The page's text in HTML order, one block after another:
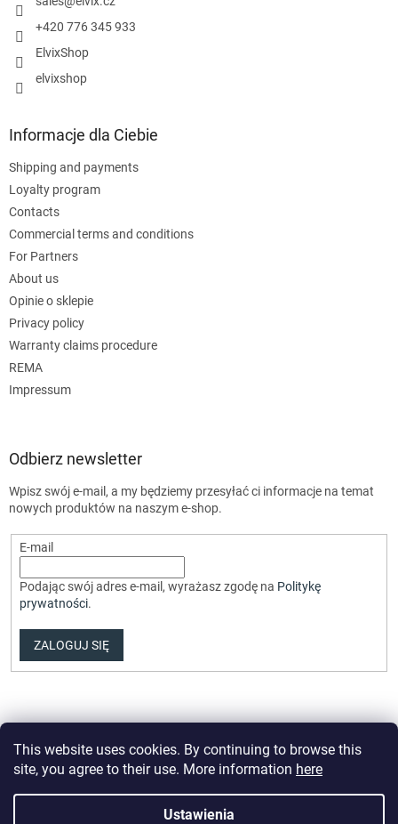
This website uses cookies. By continuing to browse this
site, you agree to their use. More information here
Ustawienia
+420 776 345 933
ElvixShop
elvixshop
Informacje dla Ciebie
Shipping and payments
Loyalty program
Contacts
Commercial terms and conditions
For Partners
About us
Opinie o sklepie
Privacy policy
Warranty claims procedure
REMA
Impressum
Odbierz newsletter
Wpisz swój e-mail, a my będziemy przesyłać ci informacje na temat
nowych produktów na naszym e-shop.
E-mail
Podając swój adres e-mail, wyrażasz zgodę na Politykę
prywatności.
ZALOGUJ SIĘ